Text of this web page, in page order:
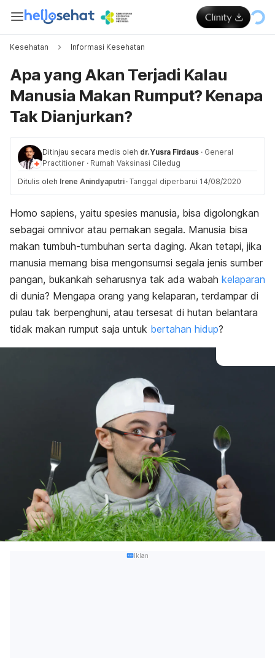
Kesehatan Informasi Kesehatan
Apa yang Akan Terjadi Kalau
Manusia Makan Rumput? Kenapa
Tak Dianjurkan?
Ditinjau secara medis oleh dr. Yusra Firdaus · General
Practitioner · Rumah Vaksinasi Ciledug
Ditulis oleh Irene Anindyaputri · Tanggal diperbarui 14/08/2020
Homo sapiens, yaitu spesies manusia, bisa digolongkan
sebagai omnivor atau pemakan segala. Manusia bisa
makan tumbuh-tumbuhan serta daging. Akan tetapi, jika
manusia memang bisa mengonsumsi segala jenis sumber
pangan, bukankah seharusnya tak ada wabah kelaparan
di dunia? Mengapa orang yang kelaparan, terdampar di
pulau tak berpenghuni, atau tersesat di hutan belantara
tidak makan rumput saja untuk bertahan hidup?
Iklan